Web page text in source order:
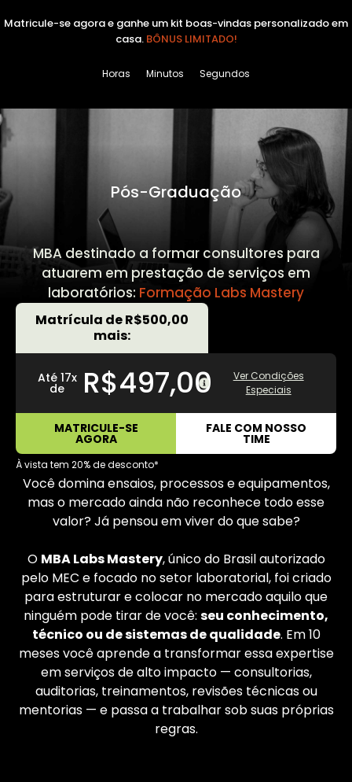
Matricule-se agora e ganhe um kit boas-vindas personalizado em
casa. BÔNUS LIMITADO!
Horas Minutos Segundos
Pós-Graduação
MBA destinado a formar consultores para
atuarem em prestação de serviços em
laboratórios: Formação Labs Mastery
Você domina ensaios, processos e equipamentos,
mas o mercado ainda não reconhece todo esse
valor? Já pensou em viver do que sabe?
O MBA Labs Mastery, único do Brasil autorizado
pelo MEC e focado no setor laboratorial, foi criado
para estruturar e colocar no mercado aquilo que
ninguém pode tirar de você: seu conhecimento,
técnico ou de sistemas de qualidade. Em 10
meses você aprende a transformar essa expertise
em serviços de alto impacto — consultorias,
auditorias, treinamentos, revisões técnicas ou
mentorias — e passa a trabalhar sob suas próprias
regras.
Matrícula de R$500,00
mais:
Até 17x
de R$497,00
Ver Condições
Especiais
MATRICULE-SE
AGORA
FALE COM NOSSO
TIME
À vista tem 20% de desconto*